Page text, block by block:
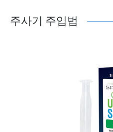
주사기 주입법